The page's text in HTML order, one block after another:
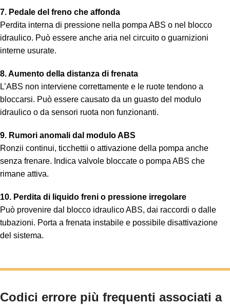
7. Pedale del freno che affonda
Perdita interna di pressione nella pompa ABS o nel blocco
idraulico. Può essere anche aria nel circuito o guarnizioni
interne usurate.
8. Aumento della distanza di frenata
L’ABS non interviene correttamente e le ruote tendono a
bloccarsi. Può essere causato da un guasto del modulo
idraulico o da sensori ruota non funzionanti.
9. Rumori anomali dal modulo ABS
Ronzii continui, ticchettii o attivazione della pompa anche
senza frenare. Indica valvole bloccate o pompa ABS che
rimane attiva.
10. Perdita di liquido freni o pressione irregolare
Può provenire dal blocco idraulico ABS, dai raccordi o dalle
tubazioni. Porta a frenata instabile e possibile disattivazione
del sistema.
Codici errore più frequenti associati a